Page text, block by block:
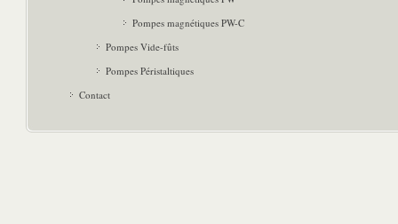
Pompes magnétiques PW-C
Pompes Vide-fûts
Pompes Péristaltiques
Contact